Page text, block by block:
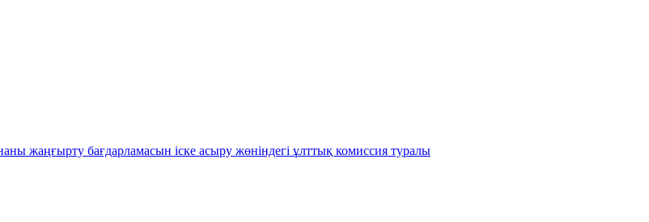
жаңғырту бағдарламасын іске асыру жөніндегі ұлттық комиссия туралы